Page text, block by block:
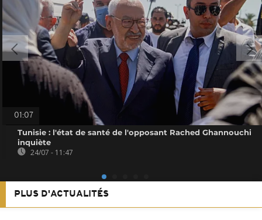
01:07
Tunisie : l'état de santé de l'opposant Rached Ghannouchi
inquiète
24/07 - 11:47
PLUS D'ACTUALITÉS